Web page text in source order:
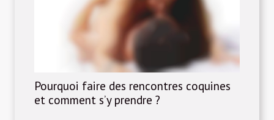
Pourquoi faire des rencontres coquines
et comment s’y prendre ?